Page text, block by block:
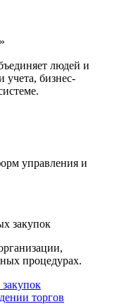
людей и
учета, бизнес-
управления и
закупок
процедурах.
торгов